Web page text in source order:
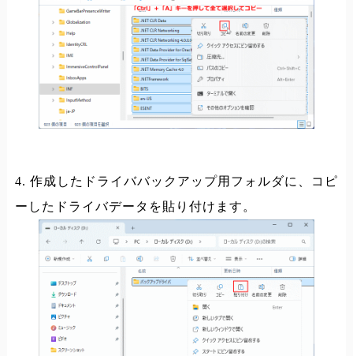
4. 作成したドライババックアップ用フォルダに、コピ
ーしたドライバデータを貼り付けます。